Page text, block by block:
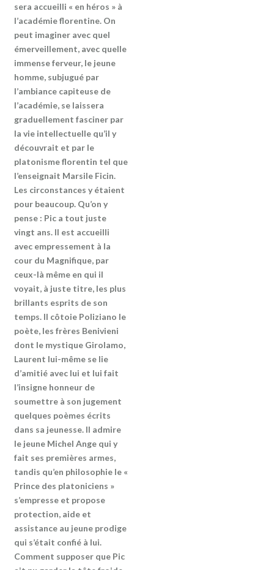
sera accueilli « en héros » à
l’académie florentine. On
peut imaginer avec quel
émerveillement, avec quelle
immense ferveur, le jeune
homme, subjugué par
l’ambiance capiteuse de
l’académie, se laissera
graduellement fasciner par
la vie intellectuelle qu’il y
découvrait et par le
platonisme florentin tel que
l’enseignait Marsile Ficin.
Les circonstances y étaient
pour beaucoup. Qu’on y
pense : Pic a tout juste
vingt ans. Il est accueilli
avec empressement à la
cour du Magnifique, par
ceux-là même en qui il
voyait, à juste titre, les plus
brillants esprits de son
temps. Il côtoie Poliziano le
poète, les frères Benivieni
dont le mystique Girolamo,
Laurent lui-même se lie
d’amitié avec lui et lui fait
l’insigne honneur de
soumettre à son jugement
quelques poèmes écrits
dans sa jeunesse. Il admire
le jeune Michel Ange qui y
fait ses premières armes,
tandis qu’en philosophie le «
Prince des platoniciens »
s’empresse et propose
protection, aide et
assistance au jeune prodige
qui s’était confié à lui.
Comment supposer que Pic